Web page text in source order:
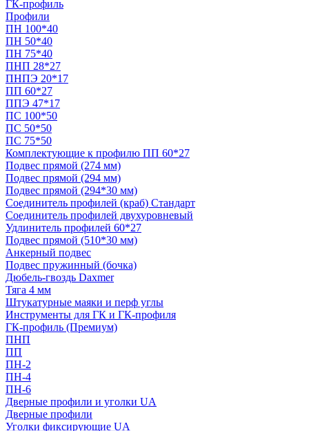
ГК-профиль
Профили
ПН 100*40
ПН 50*40
ПН 75*40
ПНП 28*27
ПНПЭ 20*17
ПП 60*27
ППЭ 47*17
ПС 100*50
ПС 50*50
ПС 75*50
Комплектующие к профилю ПП 60*27
Подвес прямой (274 мм)
Подвес прямой (294 мм)
Подвес прямой (294*30 мм)
Соединитель профилей (краб) Стандарт
Соединитель профилей двухуровневый
Удлинитель профилей 60*27
Подвес прямой (510*30 мм)
Анкерный подвес
Подвес пружинный (бочка)
Дюбель-гвоздь Daxmer
Тяга 4 мм
Штукатурные маяки и перф углы
Инструменты для ГК и ГК-профиля
ГК-профиль (Премиум)
ПНП
ПП
ПН-2
ПН-4
ПН-6
Дверные профили и уголки UA
Дверные профили
Уголки фиксирующие UA